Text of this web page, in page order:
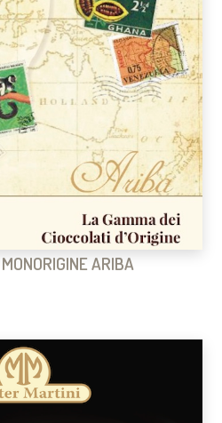
ARIBA